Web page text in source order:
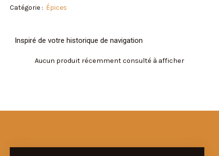
Catégorie : Épices
Inspiré de votre historique de navigation
Aucun produit récemment consulté à afficher